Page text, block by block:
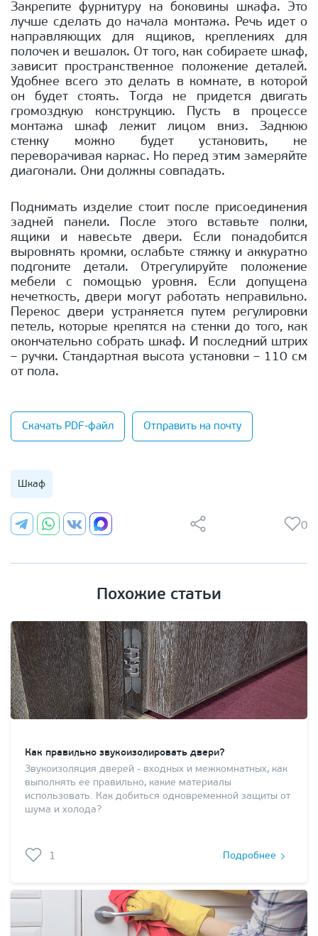
Закрепите фурнитуру на боковины шкафа. Это
лучше сделать до начала монтажа. Речь идет о
направляющих для ящиков, креплениях для
полочек и вешалок. От того, как собираете шкаф,
зависит пространственное положение деталей.
Удобнее всего это делать в комнате, в которой
он будет стоять. Тогда не придется двигать
громоздкую конструкцию. Пусть в процессе
монтажа шкаф лежит лицом вниз. Заднюю
стенку можно будет установить, не
переворачивая каркас. Но перед этим замеряйте
диагонали. Они должны совпадать.
Поднимать изделие стоит после присоединения
задней панели. После этого вставьте полки,
ящики и навесьте двери. Если понадобится
выровнять кромки, ослабьте стяжку и аккуратно
подгоните детали. Отрегулируйте положение
мебели с помощью уровня. Если допущена
нечеткость, двери могут работать неправильно.
Перекос двери устраняется путем регулировки
петель, которые крепятся на стенки до того, как
окончательно собрать шкаф. И последний штрих
– ручки. Стандартная высота установки – 110 см
от пола.
Скачать PDF-файл Отправить на почту
Шкаф
0
Похожие статьи
Как правильно звукоизолировать двери?
Звукоизоляция дверей - входных и межкомнатных, как
выполнять ее правильно, какие материалы
использовать. Как добиться одновременной защиты от
шума и холода?
1 Подробнее